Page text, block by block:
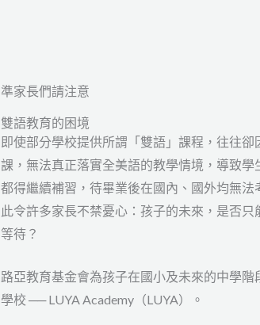
準家長們請注意
雙語教育的困境
即使部分學校提供所謂「雙語」課程，往往卻
課，無法真正落實全美語的教學情境，導致學
都得繼續補習，待畢業後在國內、國外均無法
此令許多家長不禁憂心：孩子的未來，是否只
等待？
路亞教育基金會為孩子在國小及未來的中學階
學校 ── LUYA Academy（LUYA）。